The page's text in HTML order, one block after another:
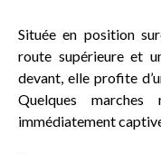
Située en position
route supérieure et
devant, elle profite
Quelques
immédiatement